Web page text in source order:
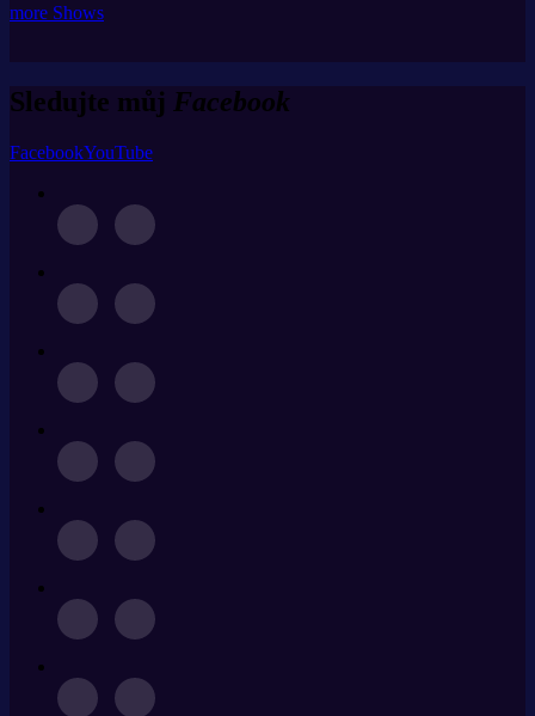
more Shows
Sledujte můj Facebook
FacebookYouTube